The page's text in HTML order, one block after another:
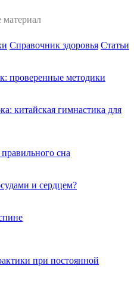
Справочник здоровья Статьи
проверенные методики
китайская гимнастика для
сна
и сердцем?
при постоянной